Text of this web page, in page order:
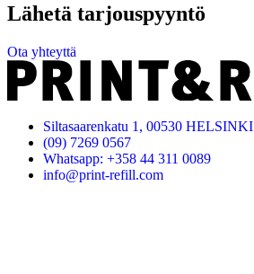
Lähetä tarjouspyyntö
Ota yhteyttä
Siltasaarenkatu 1, 00530 HELSINKI
(09) 7269 0567
Whatsapp: +358 44 311 0089
info@print-refill.com